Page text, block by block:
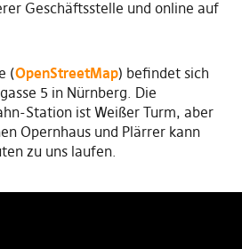
Geschäftsstelle und online auf
(OpenStreetMap) befindet sich
5 in Nürnberg. Die
Station ist Weißer Turm, aber
Opernhaus und Plärrer kann
zu uns laufen.